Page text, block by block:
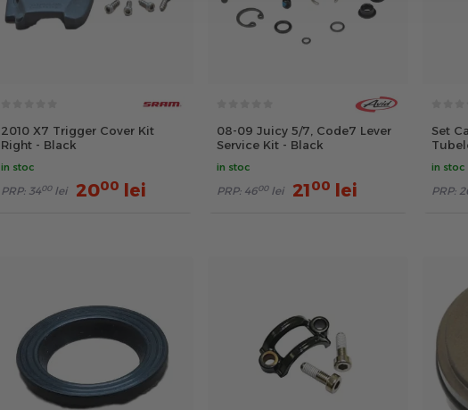
2010 X7 Trigger Cover Kit
Right - Black
in stoc
PRP: 3400 lei 2000 lei
08-09 Juicy 5/7, Code7 Lever
Service Kit - Black
in stoc
PRP: 4600 lei 2100 lei
Set
in stoc
PRP: